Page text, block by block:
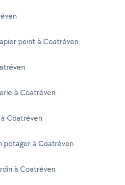
peint à Coatréven
à Coatréven
Coatréven
potager à Coatréven
à Coatréven